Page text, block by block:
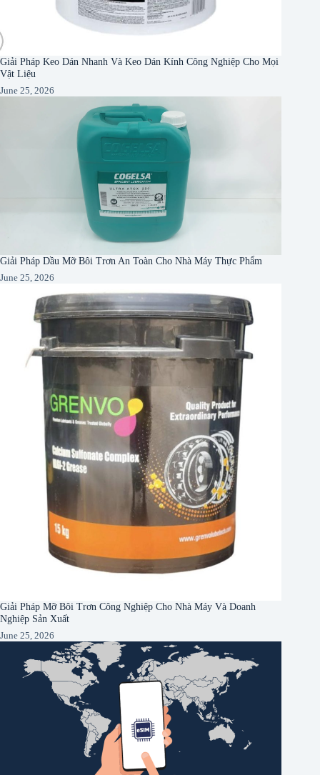
Giải Pháp Keo Dán Nhanh Và Keo Dán Kính Công Nghiệp Cho Mọi
Vật Liệu
June 25, 2026
Giải Pháp Dầu Mỡ Bôi Trơn An Toàn Cho Nhà Máy Thực Phẩm
June 25, 2026
Giải Pháp Mỡ Bôi Trơn Công Nghiệp Cho Nhà Máy Và Doanh
Nghiệp Sản Xuất
June 25, 2026